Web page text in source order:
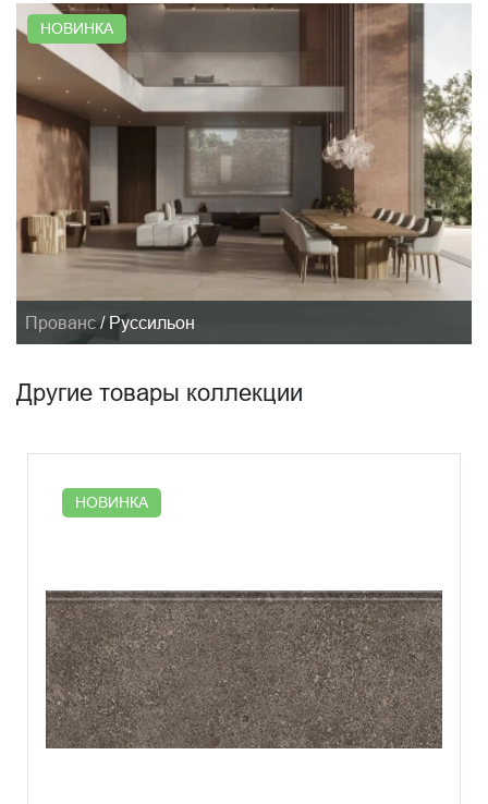
НОВИНКА
Прованс / Руссильон
Другие товары коллекции
НОВИНКА